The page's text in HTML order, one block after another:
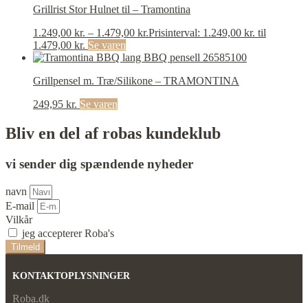
Grillrist Stor Hulnet til – Tramontina
1.249,00 kr. – 1.479,00 kr.Prisinterval: 1.249,00 kr. til
1.479,00 kr. Se varen
Grillpensel m. Træ/Silikone – TRAMONTINA
249,95 kr. Se varen
Bliv en del af robas kundeklub
vi sender dig spændende nyheder
navn
E-mail
Vilkår
jeg accepterer Roba's
Tilmeld
KONTAKTOPLYSNINGER
Roba.dk